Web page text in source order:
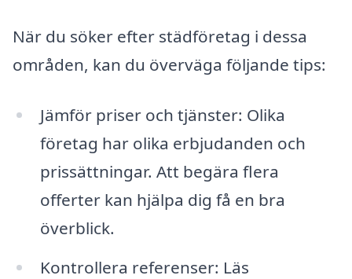
När du söker efter städföretag i dessa
områden, kan du överväga följande tips:
Jämför priser och tjänster: Olika
företag har olika erbjudanden och
prissättningar. Att begära flera
offerter kan hjälpa dig få en bra
överblick.
Kontrollera referenser: Läs